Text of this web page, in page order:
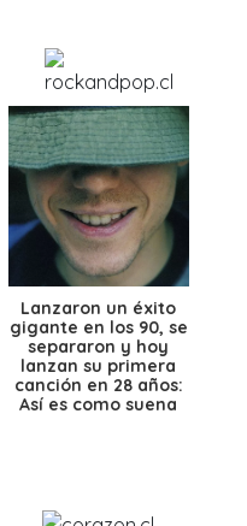
Lanzaron un éxito
gigante en los 90, se
separaron y hoy
lanzan su primera
canción en 28 años:
Así es como suena